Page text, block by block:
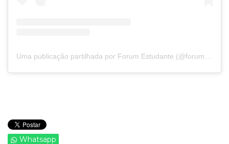
Uma publicação partilhada por Forum Estudante (@forumestudante)
Whatsapp